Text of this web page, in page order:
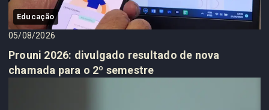
Educação
05/08/2026
Prouni 2026: divulgado resultado de nova
chamada para o 2º semestre